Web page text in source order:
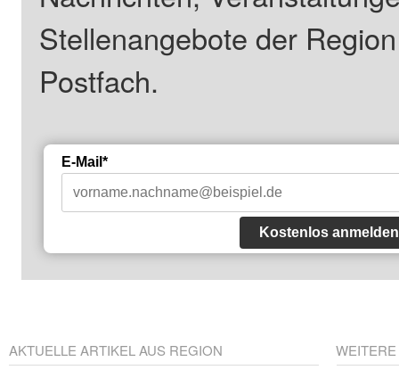
Stellenangebote der
Postfach.
E-Mail*
Kostenlos anmelden
AKTUELLE ARTIKEL AUS REGION